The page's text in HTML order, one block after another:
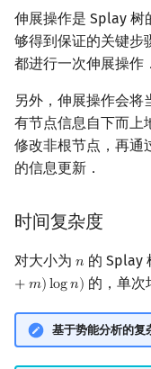
伸展操作是 Splay 树
够得到保证的关键步
都进行一次伸展操作．
另外，伸展操作会将
有节点信息自下而上
修改非根节点，再通
的信息更新．
时间复杂度
对大小为 𝑛
n 的 Splay
+𝑚)log𝑛) 的，单次
基于势能分析的复